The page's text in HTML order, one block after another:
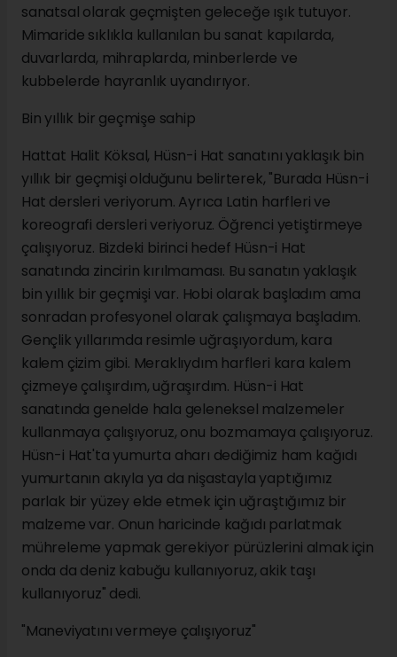
sanatsal olarak geçmişten geleceğe ışık tutuyor.
Mimaride sıklıkla kullanılan bu sanat kapılarda,
duvarlarda, mihraplarda, minberlerde ve
kubbelerde hayranlık uyandırıyor.
Bin yıllık bir geçmişe sahip
Hattat Halit Köksal, Hüsn-i Hat sanatını yaklaşık bin
yıllık bir geçmişi olduğunu belirterek, "Burada Hüsn-i
Hat dersleri veriyorum. Ayrıca Latin harfleri ve
koreografi dersleri veriyoruz. Öğrenci yetiştirmeye
çalışıyoruz. Bizdeki birinci hedef Hüsn-i Hat
sanatında zincirin kırılmaması. Bu sanatın yaklaşık
bin yıllık bir geçmişi var. Hobi olarak başladım ama
sonradan profesyonel olarak çalışmaya başladım.
Gençlik yıllarımda resimle uğraşıyordum, kara
kalem çizim gibi. Meraklıydım harfleri kara kalem
çizmeye çalışırdım, uğraşırdım. Hüsn-i Hat
sanatında genelde hala geleneksel malzemeler
kullanmaya çalışıyoruz, onu bozmamaya çalışıyoruz.
Hüsn-i Hat'ta yumurta aharı dediğimiz ham kağıdı
yumurtanın akıyla ya da nişastayla yaptığımız
parlak bir yüzey elde etmek için uğraştığımız bir
malzeme var. Onun haricinde kağıdı parlatmak
mühreleme yapmak gerekiyor pürüzlerini almak için
onda da deniz kabuğu kullanıyoruz, akik taşı
kullanıyoruz" dedi.
"Maneviyatını vermeye çalışıyoruz"